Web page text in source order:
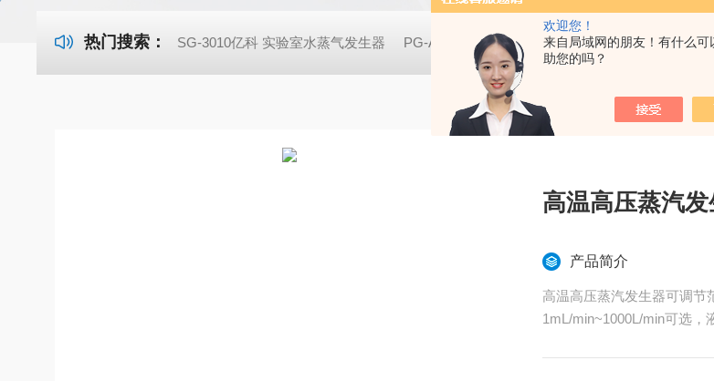
欢迎您！
来自局域网的朋友！有什么可
助您的吗？
热门搜索： SG-3010亿科 实验室水蒸气发生器 PG-A01空气净化实验用香烟烟雾发生器 亿科 实
高温高压蒸汽
产品简介
高温高压蒸汽发生器可调
1mL/min~1000L/min可选，